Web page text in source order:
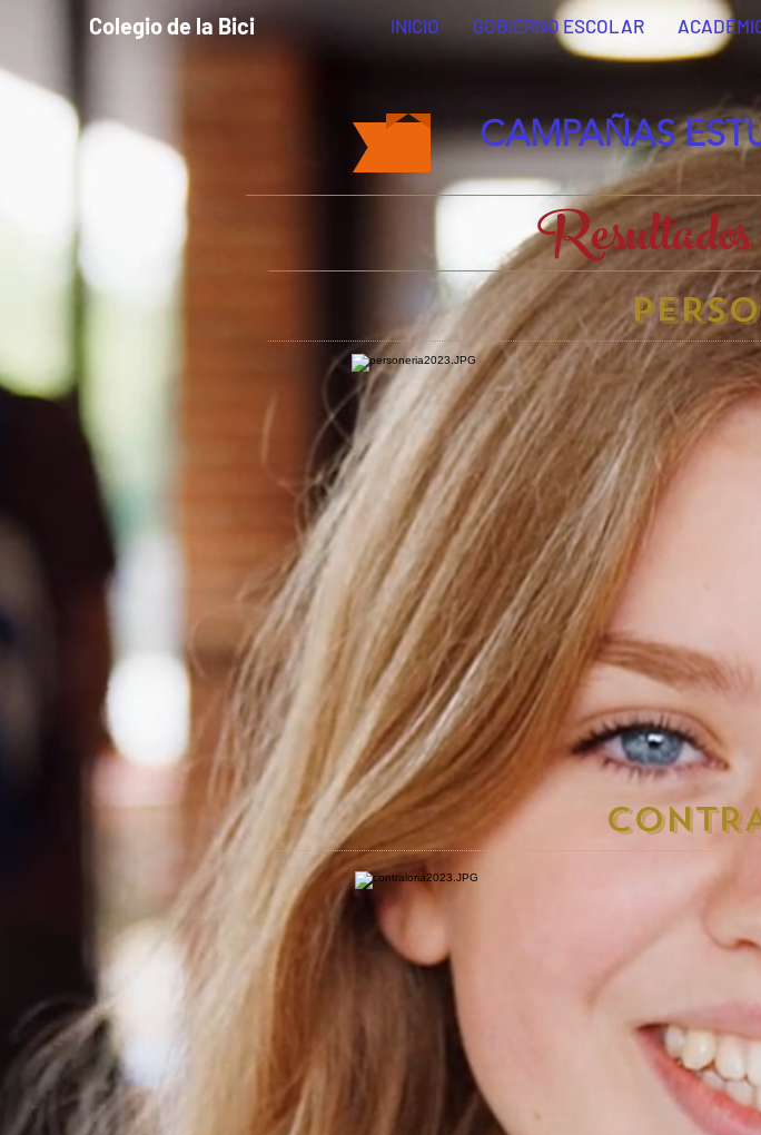
Colegio de la Bici INICIO GOBIERNO ESCOLAR
CAMPAÑAS